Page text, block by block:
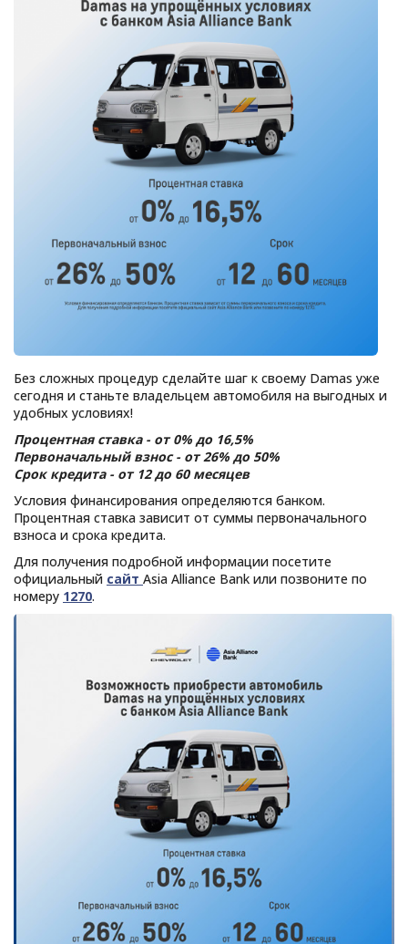
Без сложных процедур сделайте шаг к своему Damas уже
сегодня и станьте владельцем автомобиля на выгодных и
удобных условиях!
Процентная ставка - от 0% до 16,5%
Первоначальный взнос - от 26% до 50%
Срок кредита - от 12 до 60 месяцев
Условия финансирования определяются банком.
Процентная ставка зависит от суммы первоначального
взноса и срока кредита.
Для получения подробной информации посетите
официальный сайт Asia Alliance Bank или позвоните по
номеру 1270.